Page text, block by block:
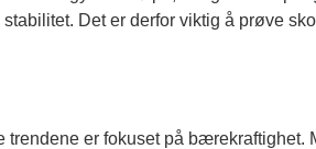
Det er derfor viktig å prøve
trendene er fokuset på bærekraftighet.